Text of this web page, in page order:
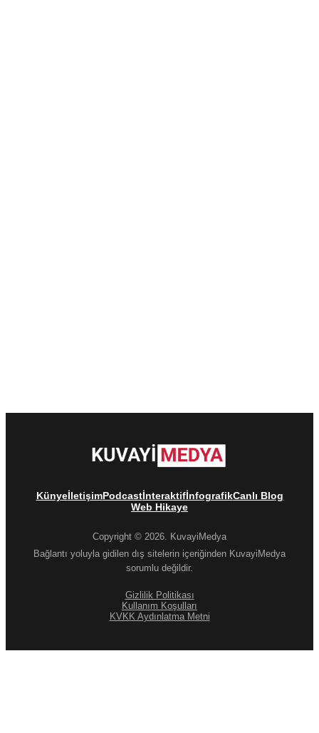
KünyeİletişimPodcastİnteraktifİnfografikCanlı Blog
Web Hikaye
Copyright © 2026. KuvayiMedya
Bağlantı yoluyla gidilen dış sitelerin içeriğinden KuvayiMedya
sorumlu değildir.
Gizlilik Politikası
Kullanım Koşulları
KVKK Aydınlatma Metni